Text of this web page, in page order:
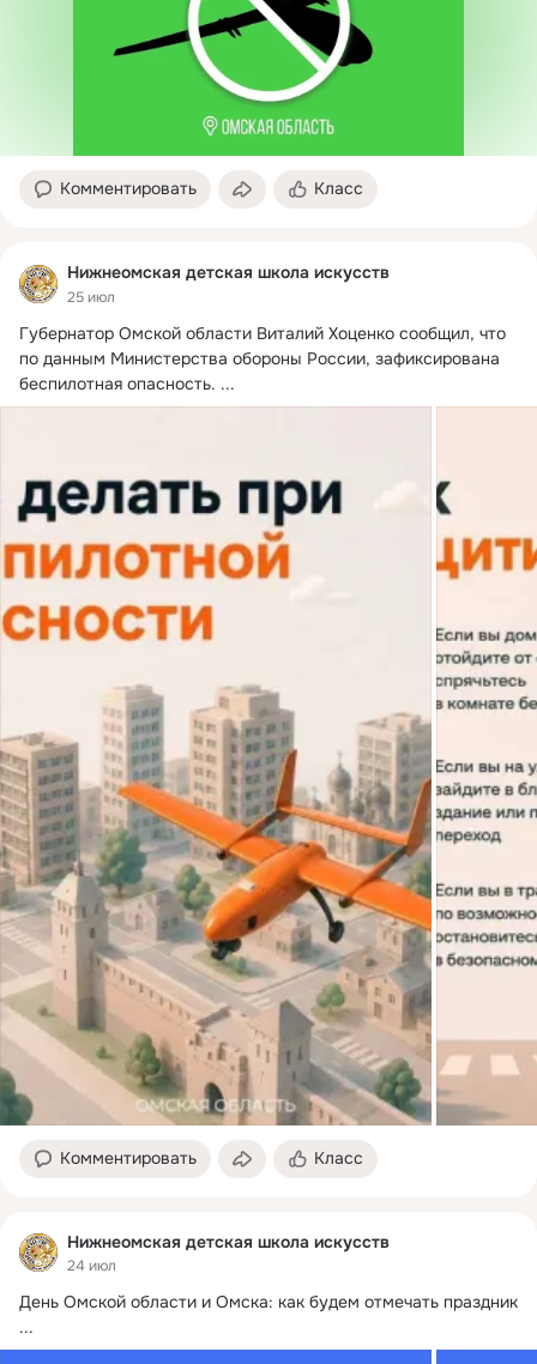
Комментировать Класс
Нижнеомская детская школа искусств
25 июл
Губернатор Омской области Виталий Хоценко сообщил, что
по данным Министерства обороны России, зафиксирована
беспилотная опасность. ...
Комментировать Класс
Нижнеомская детская школа искусств
24 июл
День Омской области и Омска: как будем отмечать праздник
...